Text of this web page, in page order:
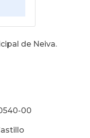
de Neiva.
00